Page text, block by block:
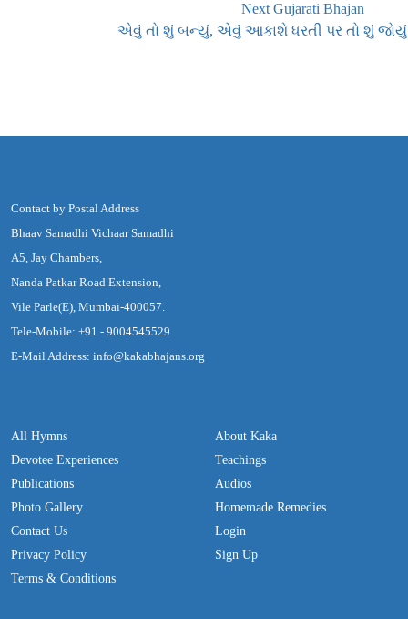
Next Gujarati Bhajan
એવું તો શું બન્યું, એવું આકાશે ધરતી પર તો શું જોયું
Contact by Postal Address
Bhaav Samadhi Vichaar Samadhi
A5, Jay Chambers,
Nanda Patkar Road Extension,
Vile Parle(E), Mumbai-400057.
Tele-Mobile: +91 - 9004545529
E-Mail Address: info@kakabhajans.org
All Hymns
Devotee Experiences
Publications
Photo Gallery
Contact Us
Privacy Policy
Terms & Conditions
About Kaka
Teachings
Audios
Homemade Remedies
Login
Sign Up